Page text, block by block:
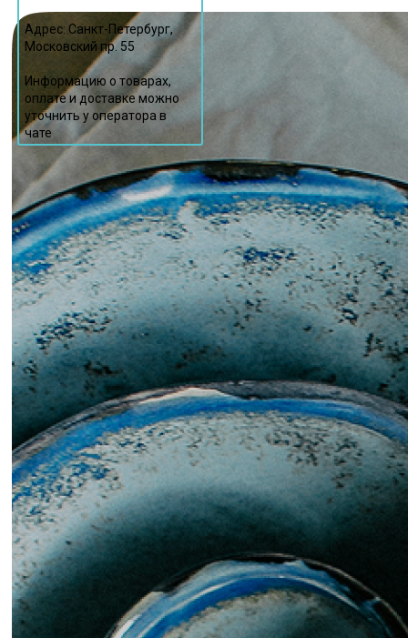
Адрес: Санкт-Петербург,
Московский пр. 55
Информацию о товарах,
оплате и доставке можно
уточнить у оператора в
чате